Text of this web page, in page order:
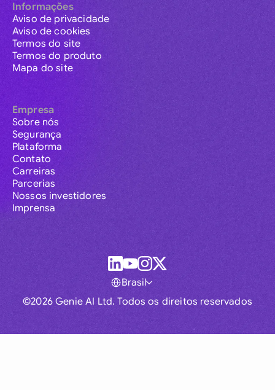
Informações
Aviso de privacidade
Aviso de cookies
Termos do site
Termos do produto
Mapa do site
Empresa
Sobre nós
Segurança
Plataforma
Contato
Carreiras
Parcerias
Nossos investidores
Imprensa
©2026 Genie AI Ltd. Todos os direitos reservados
Brasil
Global